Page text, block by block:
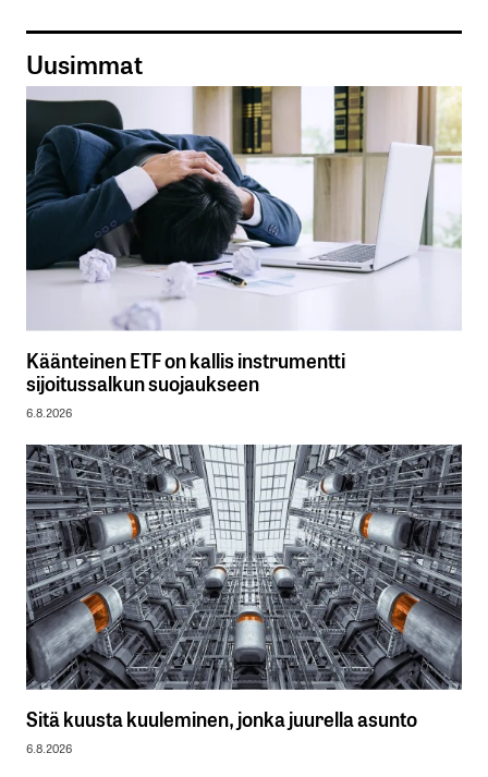
Uusimmat
Käänteinen ETF on kallis instrumentti
sijoitussalkun suojaukseen
6.8.2026
Sitä kuusta kuuleminen, jonka juurella asunto
6.8.2026